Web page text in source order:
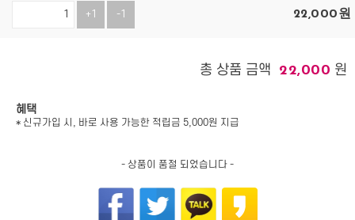
+1 -1 22,000원
총 상품 금액 22,000 원
혜택
* 신규가입 시, 바로 사용 가능한 적립금 5,000원 지급
- 상품이 품절 되었습니다 -